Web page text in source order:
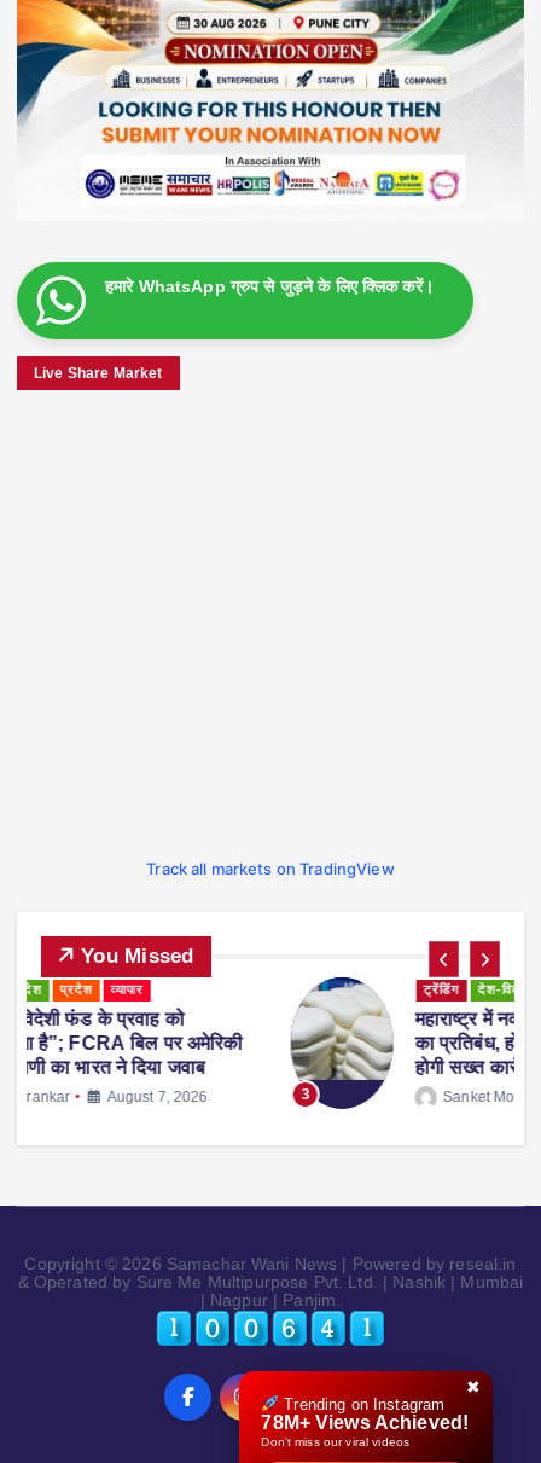
✖
Trending on Instagram
78M+ Views Achieved!
Don’t miss our viral videos
हमारे WhatsApp ग्रुप से जुड़ने के लिए क्लिक करें।
Live Share Market
Track all markets on TradingView
You Missed
3
प्रदेश महाराष्ट्र व्यापार
महाराष्ट्र में नकली ‘एनालॉग पनीर’ पर 1 साल
का प्रतिबंध, होटल-रेस्टोरेंट में उपयोग करने पर
होगी सख्त कार्रवाई
Sanket Morankar August 5, 2026
Copyright © 2026 Samachar Wani News | Powered by reseal.in
& Operated by Sure Me Multipurpose Pvt. Ltd. | Nashik | Mumbai
| Nagpur | Panjim.